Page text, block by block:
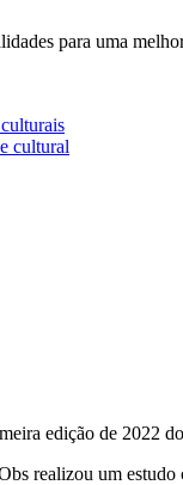
para uma
cultural
edição de 2022
realizou um